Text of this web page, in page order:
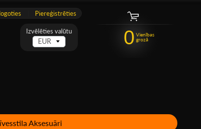
Piereģistrēties
0 Vienības
grozā
Aksesuāri
Izvēlēties valūtu